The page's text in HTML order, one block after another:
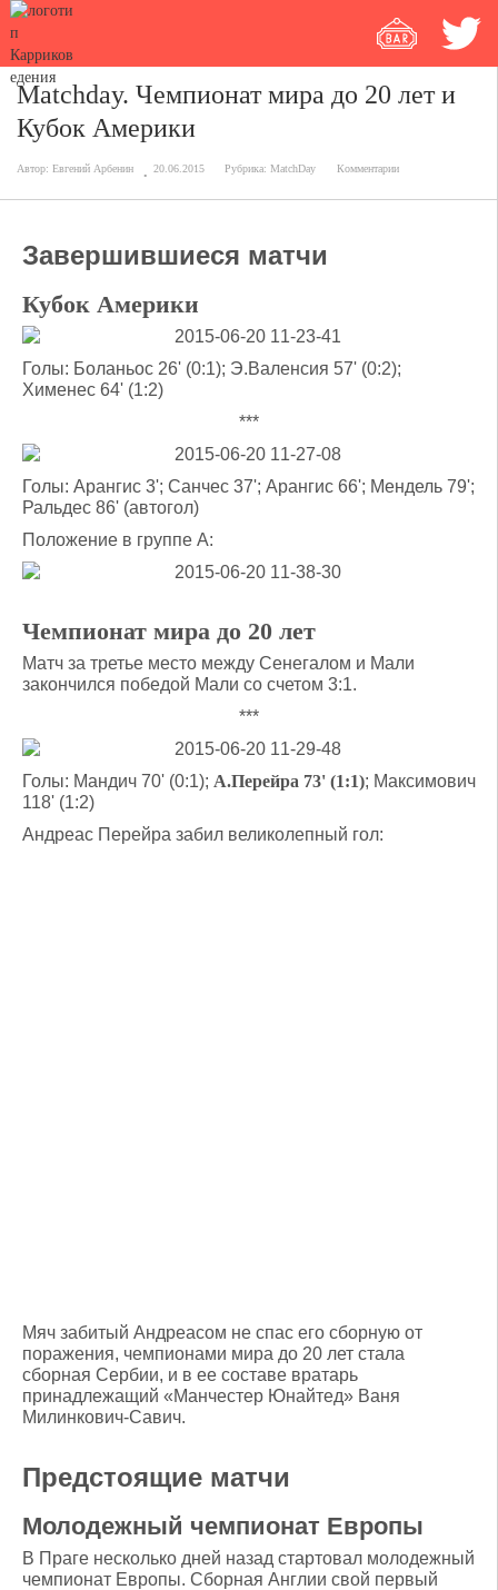
Matchday. Чемпионат мира до 20 лет и
Кубок Америки
Автор: Евгений Арбенин 20.06.2015 Рубрика: MatchDay Комментарии
Завершившиеся матчи
Кубок Америки
Голы: Боланьос 26' (0:1); Э.Валенсия 57' (0:2);
Хименес 64' (1:2)
***
Голы: Арангис 3'; Санчес 37'; Арангис 66'; Мендель 79';
Ральдес 86' (автогол)
Положение в группе А:
Чемпионат мира до 20 лет
Матч за третье место между Сенегалом и Мали
закончился победой Мали со счетом 3:1.
***
Голы: Мандич 70' (0:1); А.Перейра 73' (1:1); Максимович
118' (1:2)
Андреас Перейра забил великолепный гол:
Мяч забитый Андреасом не спас его сборную от
поражения, чемпионами мира до 20 лет стала
сборная Сербии, и в ее составе вратарь
принадлежащий «Манчестер Юнайтед» Ваня
Милинкович-Савич.
Предстоящие матчи
Молодежный чемпионат Европы
В Праге несколько дней назад стартовал молодежный
чемпионат Европы. Сборная Англии свой первый